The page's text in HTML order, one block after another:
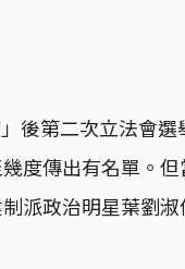
後第二次立法會選
度傳出有名單。但
派政治明星葉劉淑